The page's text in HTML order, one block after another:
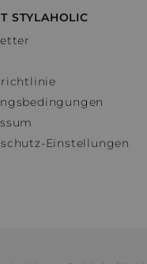
STYLAHOLIC
Einstellungen